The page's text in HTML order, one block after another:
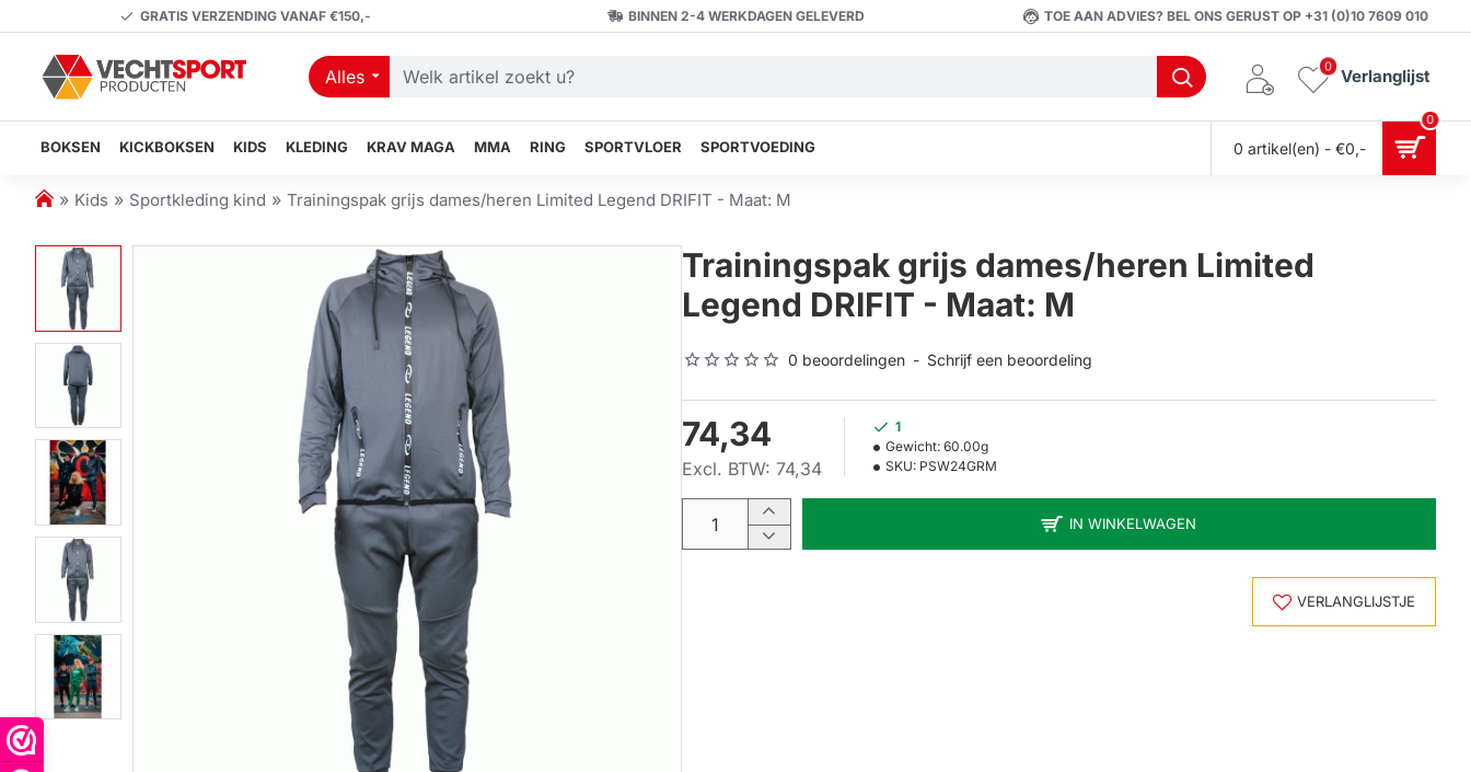
GRATIS VERZENDING VANAF €150,- BINNEN 2-4 WERKDAGEN GELEVERD TOE AAN ADVIES? BEL ONS GERUST OP +31 (0)10 7609 010
Alles
Welk
zoekt
Verlanglijst
0
BOKSEN KICKBOKSEN KIDS KLEDING KRAV MAGA MMA RING SPORTVLOER SPORTVOEDING 0 artikel(en) - €0,-
0
h
m
e
Kids Sportkleding kind Trainingspak grijs dames/heren Limited Legend DRIFIT - Maat: M
Trainingspak grijs dames/heren Limited
Legend DRIFIT - Maat: M
0 beoordelingen - Schrijf een beoordeling
74,34
Excl. BTW: 74,34
1
Gewicht: 60.00g
SKU: PSW24GRM
IN WINKELWAGEN
VERLANGLIJSTJE